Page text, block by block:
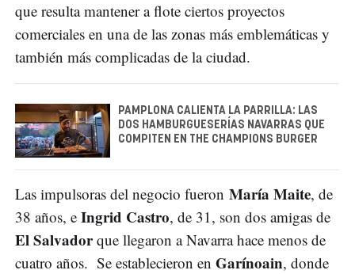
que resulta mantener a flote ciertos proyectos
comerciales en una de las zonas más emblemáticas y
también más complicadas de la ciudad.
PAMPLONA CALIENTA LA PARRILLA: LAS
DOS HAMBURGUESERÍAS NAVARRAS QUE
COMPITEN EN THE CHAMPIONS BURGER
Las impulsoras del negocio fueron María Maite, de
38 años, e Ingrid Castro, de 31, son dos amigas de
El Salvadorque llegaron a Navarra hace menos de
cuatro años. Se establecieron en Garínoain, donde